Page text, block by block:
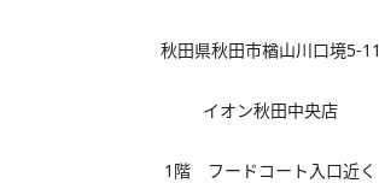
秋田県秋田市楢山川口境5-11
イオン秋田中央店
1 階 フードコート入口近く